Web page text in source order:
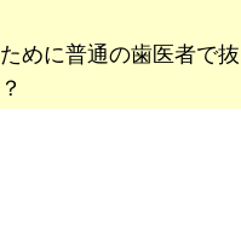
めに普通の歯医者で